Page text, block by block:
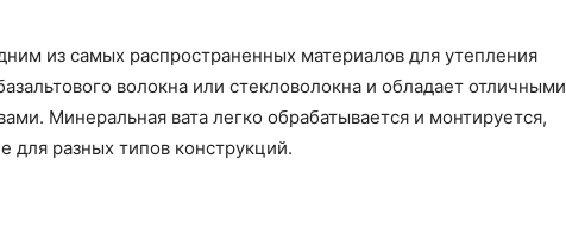
из самых распространенных материалов для утепления
волокна или стекловолокна и обладает отличными
Минеральная вата легко обрабатывается и монтируется,
для разных типов конструкций.